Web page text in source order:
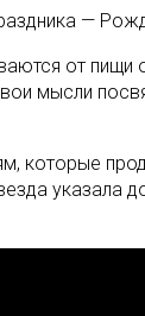
—
от пищи
мысли
которые
указала